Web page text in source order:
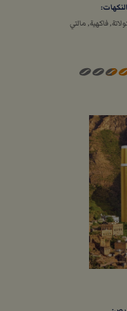
فاكهية, مالتي